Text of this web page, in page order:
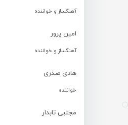
آهنگساز و خواننده
امین پرور
آهنگساز و خواننده
هادی صدری
خواننده
مجتبی تابدار